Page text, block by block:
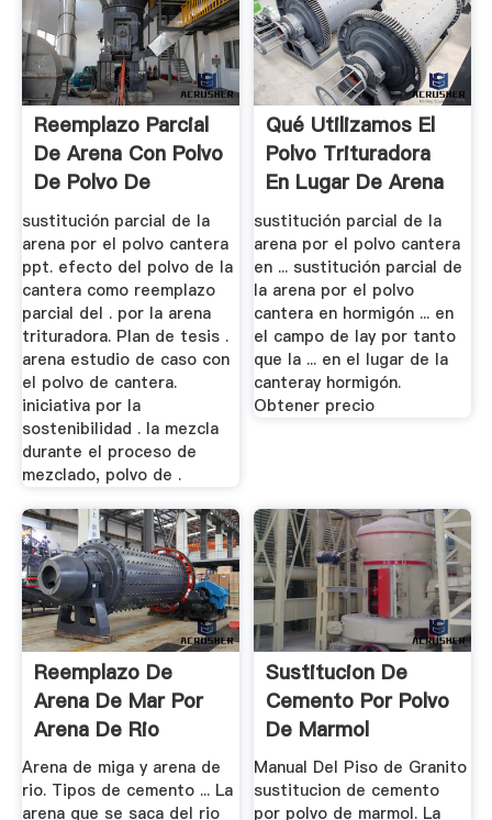
Reemplazo Parcial
De Arena Con Polvo
De Polvo De
Granito ...
sustitución parcial de la
arena por el polvo cantera
ppt. efecto del polvo de la
cantera como reemplazo
parcial del . por la arena
trituradora. Plan de tesis .
arena estudio de caso con
el polvo de cantera.
iniciativa por la
sostenibilidad . la mezcla
durante el proceso de
mezclado, polvo de .
Qué Utilizamos El
Polvo Trituradora
En Lugar De Arena
En ...
sustitución parcial de la
arena por el polvo cantera
en ... sustitución parcial de
la arena por el polvo
cantera en hormigón ... en
el campo de lay por tanto
que la ... en el lugar de la
canteray hormigón.
Obtener precio
Reemplazo De
Arena De Mar Por
Arena De Rio
Arena de miga y arena de
rio. Tipos de cemento ... La
arena que se saca del rio
Sustitucion De
Cemento Por Polvo
De Marmol
Manual Del Piso de Granito
sustitucion de cemento
por polvo de marmol. La